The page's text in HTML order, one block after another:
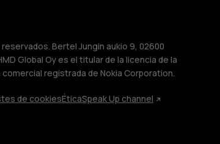
Bertel Jungin aukio 9, 02600
Global Oy es el titular de la licencia de la
registrada de Nokia Corporation.
de cookiesÉticaSpeak Up channel